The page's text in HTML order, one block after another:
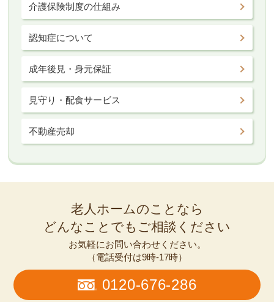
介護保険制度の仕組み
認知症について
成年後見・身元保証
見守り・配食サービス
不動産売却
老人ホームのことなら
どんなことでもご相談ください
お気軽にお問い合わせください。
（電話受付は9時-17時）
0120-676-286